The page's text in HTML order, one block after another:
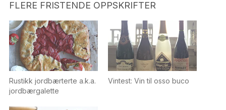
FLERE FRISTENDE OPPSKRIFTER
Rustikk jordbærterte a.k.a.
jordbærgalette
Vintest: Vin til osso buco